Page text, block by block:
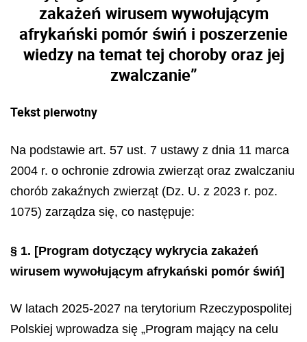
zakażeń wirusem wywołującym
afrykański pomór świń i poszerzenie
wiedzy na temat tej choroby oraz jej
zwalczanie”
Tekst pierwotny
Na podstawie art. 57 ust. 7 ustawy z dnia 11 marca
2004 r. o ochronie zdrowia zwierząt oraz zwalczaniu
chorób zakaźnych zwierząt (Dz. U. z 2023 r. poz.
1075) zarządza się, co następuje:
§ 1. [Program dotyczący wykrycia zakażeń
wirusem wywołującym afrykański pomór świń]
W latach 2025-2027 na terytorium Rzeczypospolitej
Polskiej wprowadza się „Program mający na celu